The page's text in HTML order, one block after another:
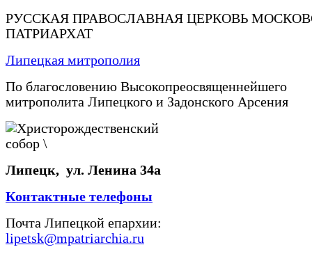
РУССКАЯ ПРАВОСЛАВНАЯ ЦЕРКОВЬ
ПАТРИАРХАТ
Липецкая митрополия
По благословению Высокопреосвященнейшего
митрополита Липецкого и Задонского Арсения
Липецк, ул. Ленина 34а
Контактные телефоны
Почта Липецкой епархии:
lipetsk@mpatriarchia.ru